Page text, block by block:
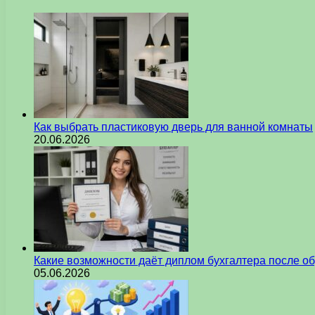
Как выбрать пластиковую дверь для ванной комнаты
20.06.2026
Какие возможности даёт диплом бухгалтера после
05.06.2026